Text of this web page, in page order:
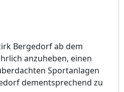
Bergedorf ab dem
hrlich anzuheben, einen
berdachten Sportanlagen
orf dementsprechend zu